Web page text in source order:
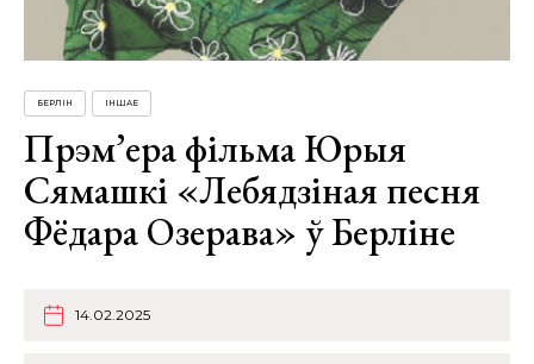
БЕРЛІН ІНШАЕ
Прэм’ера фільма Юрыя
Сямашкі «Лебядзіная песня
Фёдара Озерава» ў Берліне
14.02.2025